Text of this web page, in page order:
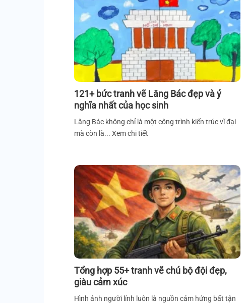
121+ bức tranh vẽ Lăng Bác đẹp và ý
nghĩa nhất của học sinh
Lăng Bác không chỉ là một công trình kiến trúc vĩ đại
mà còn là... Xem chi tiết
Tổng hợp 55+ tranh vẽ chú bộ đội đẹp,
giàu cảm xúc
Hình ảnh người lính luôn là nguồn cảm hứng bất tận